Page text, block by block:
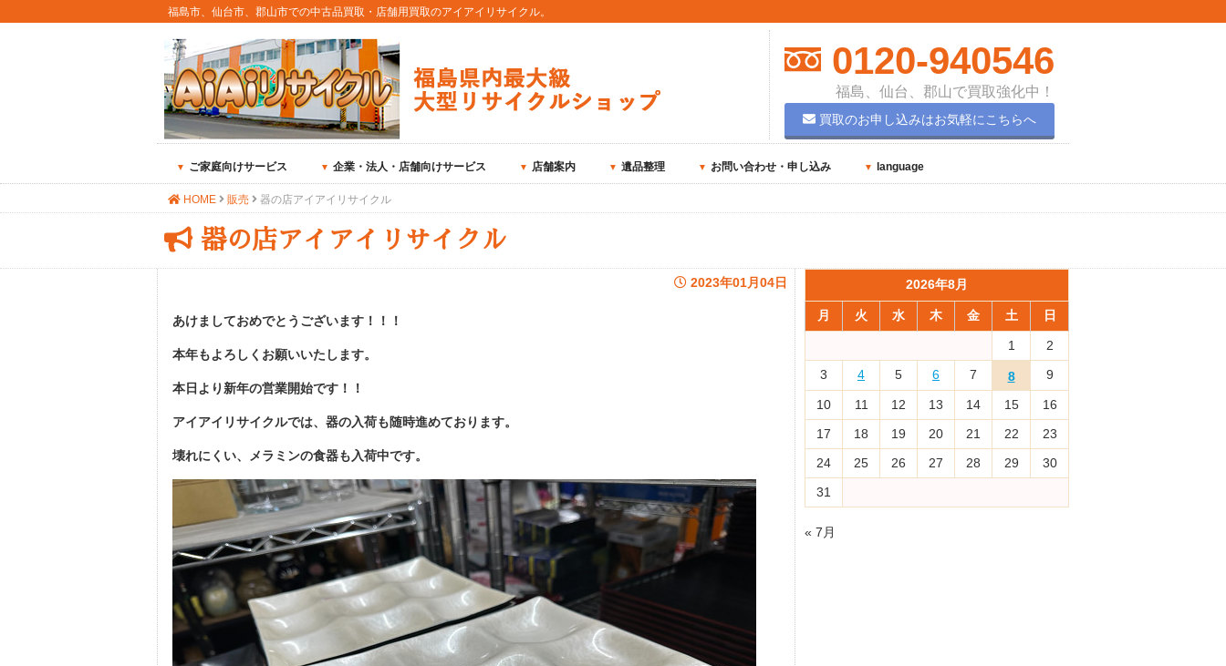
福島市、仙台市、郡山市での中古品買取・店舗用買取のアイアイリサイクル。
0120-940546
福島、仙台、郡山で買取強化中！
買取のお申し込みはお気軽にこちらへ
ご家庭向けサービス 企業・法人・店舗向けサービス 店舗案内 遺品整理 お問い合わせ・申し込み language
HOME 販売 器の店アイアイリサイクル
器の店アイアイリサイクル
2023年01月04日
あけましておめでとうございます！！！
本年もよろしくお願いいたします。
本日より新年の営業開始です！！
アイアイリサイクルでは、器の入荷も随時進めております。
壊れにくい、メラミンの食器も入荷中です。
2026年8月
月 火 水 木 金 土 日
1
2
3
4 5 6 7 8 9
10 11 12 13 14 15
16
17
18 19 20 21 22
23
24
25 26 27 28 29
30
31
« 7月